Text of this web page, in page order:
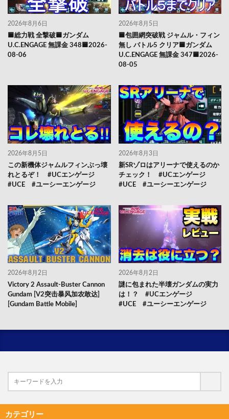
2026年8月6日
🟦総力戦 全撃破🟦ガンダム
U.C.ENGAGE 無課金 348🟦2026-
08-06
2026年8月5日
🟦包囲網突破戦 ジャムル・フィン
無し バトル5 クリア🟦ガンダム
U.C.ENGAGE 無課金 347🟦2026-
08-05
2026年8月5日
この新機体ジャムルフィンぶっ壊
れとるぞ！ #UCエンゲージ
#UCE #ユーシーエンゲージ
2026年8月3日
新SRゾロはアリーナで使えるのか
チェック！ #UCエンゲージ
#UCE #ユーシーエンゲージ
2026年8月2日
Victory 2 Assault-Buster Cannon
Gundam [V2突击暴风加农敢达]
[Gundam Battle Mobile]
2026年8月2日
謎に包まれた半壊ガンダムの実力
は！？ #UCエンゲージ
#UCE #ユーシーエンゲージ
カテゴリー